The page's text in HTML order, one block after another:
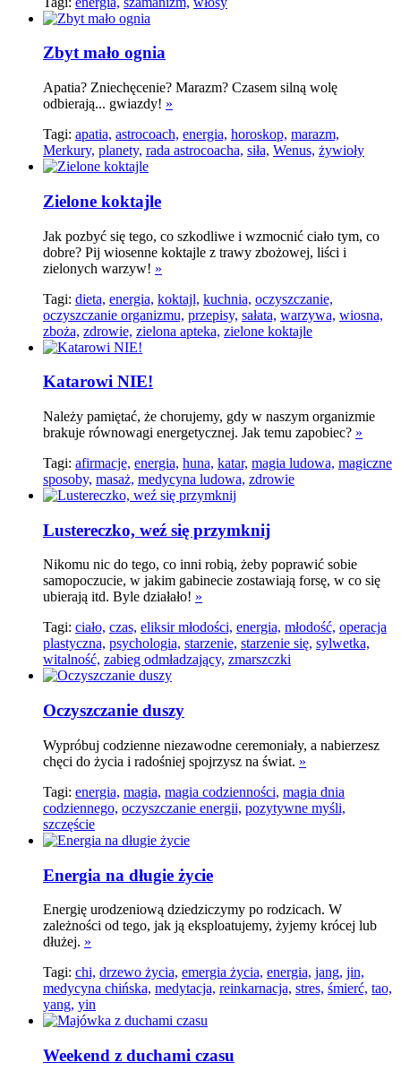
Zbyt mało ognia
Apatia? Zniechęcenie? Marazm? Czasem silną wolę
odbierają... gwiazdy! »
Tagi: apatia, astrocoach, energia, horoskop, marazm,
Merkury, planety, rada astrocoacha, siła, Wenus, żywioły
Zielone koktajle
Jak pozbyć się tego, co szkodliwe i wzmocnić ciało tym, co
dobre? Pij wiosenne koktajle z trawy zbożowej, liści i
zielonych warzyw! »
Tagi: dieta, energia, koktajl, kuchnia, oczyszczanie,
oczyszczanie organizmu, przepisy, sałata, warzywa, wiosna,
zboża, zdrowie, zielona apteka, zielone koktajle
Katarowi NIE!
Należy pamiętać, że chorujemy, gdy w naszym organizmie
brakuje równowagi energetycznej. Jak temu zapobiec? »
Tagi: afirmacje, energia, huna, katar, magia ludowa, magiczne
sposoby, masaż, medycyna ludowa, zdrowie
Lustereczko, weź się przymknij
Nikomu nic do tego, co inni robią, żeby poprawić sobie
samopoczucie, w jakim gabinecie zostawiają forsę, w co się
ubierają itd. Byle działało! »
Tagi: ciało, czas, eliksir młodości, energia, młodość, operacja
plastyczna, psychologia, starzenie, starzenie się, sylwetka,
witalność, zabieg odmładzający, zmarszczki
Oczyszczanie duszy
Wypróbuj codzienne niezawodne ceremoniały, a nabierzesz
chęci do życia i radośniej spojrzysz na świat. »
Tagi: energia, magia, magia codzienności, magia dnia
codziennego, oczyszczanie energii, pozytywne myśli,
szczęście
Energia na długie życie
Energię urodzeniową dziedziczymy po rodzicach. W
zależności od tego, jak ją eksploatujemy, żyjemy krócej lub
dłużej. »
Tagi: chi, drzewo życia, emergia życia, energia, jang, jin,
medycyna chińska, medytacja, reinkarnacja, stres, śmierć, tao,
yang, yin
Weekend z duchami czasu